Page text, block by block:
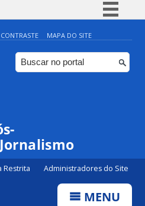
Simplifique!
Comunica BR
Participe
MAPA DO SITE
Restrita Administradores do Site
MENU